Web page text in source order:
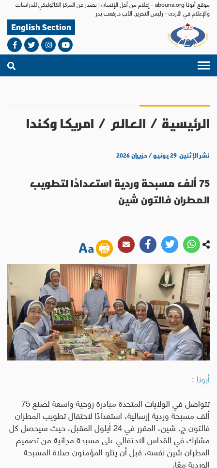
موقع أبونا abouna.org - إعلام من أجل الإنسان | يصدر عن المركز الكاثوليكي للدراسات
والإعلام في الأردن - رئيس التحرير: الأب د.رفعت بدر
English Section
الرئيسية / العالم / امريكا وكندا
نشر الإثنين، ٢٩ يونيو / حزيران ٢٠٢٦
75 ألف مسبحة وردية استعدادًا لتطويب
المطران فالتون شين
أبونا :
تتواصل في الولايات المتحدة مبادرة روحية واسعة لصنع 75
ألف مسبحة وردية إرسالية، استعدادًا لاحتفال تطويب المطران
فالتون ج. شين، المقرر في 24 أيلول المقبل، حيث سيحصل كل
مشارك في القداس الاحتفالي على مسبحة مجانية من تصميم
المطران شين نفسه، قبل أن يتلو المؤمنون صلاة المسبحة
الوردية معًا.